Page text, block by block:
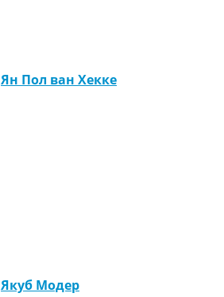
Ян Пол ван Хекке
Якуб Модер